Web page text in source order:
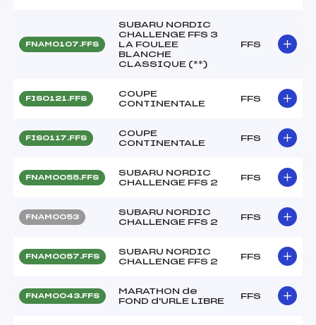
FNAM0107.FFS
SUBARU NORDIC
CHALLENGE FFS 3
LA FOULEE
BLANCHE
CLASSIQUE (**)
FFS
FIS0121.FFS
COUPE
CONTINENTALE
FFS
FIS0117.FFS
COUPE
CONTINENTALE
FFS
FNAM0055.FFS
SUBARU NORDIC
CHALLENGE FFS 2
FFS
FNAM0053
SUBARU NORDIC
CHALLENGE FFS 2
FFS
FNAM0057.FFS
SUBARU NORDIC
CHALLENGE FFS 2
FFS
FNAM0043.FFS
MARATHON de
FOND d'URLE LIBRE
FFS